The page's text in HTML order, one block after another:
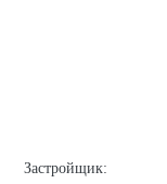
Застройщик: